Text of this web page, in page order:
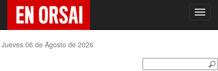
Jueves 06 de Agosto de 2026